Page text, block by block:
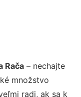
Rača – nechajte
množstvo
radi, ak sa k